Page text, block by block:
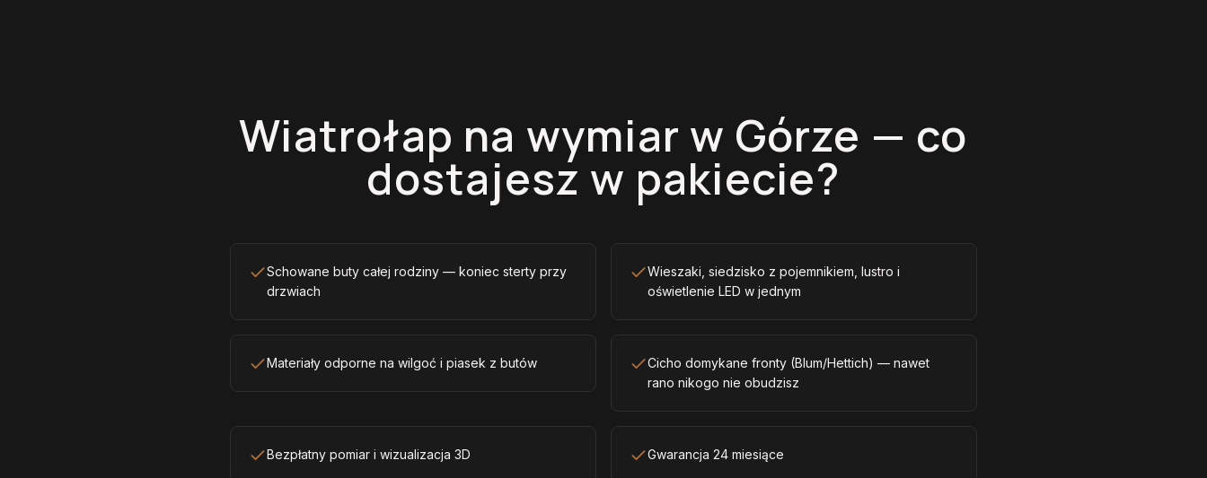
Wiatrołap na wymiar w Górze — co
dostajesz w pakiecie?
Schowane buty całej rodziny — koniec sterty przy
drzwiach
Wieszaki, siedzisko z pojemnikiem, lustro i
oświetlenie LED w jednym
Materiały odporne na wilgoć i piasek z butów
Cicho domykane fronty (Blum/Hettich) — nawet
rano nikogo nie obudzisz
Bezpłatny pomiar i wizualizacja 3D Gwarancja 24 miesiące